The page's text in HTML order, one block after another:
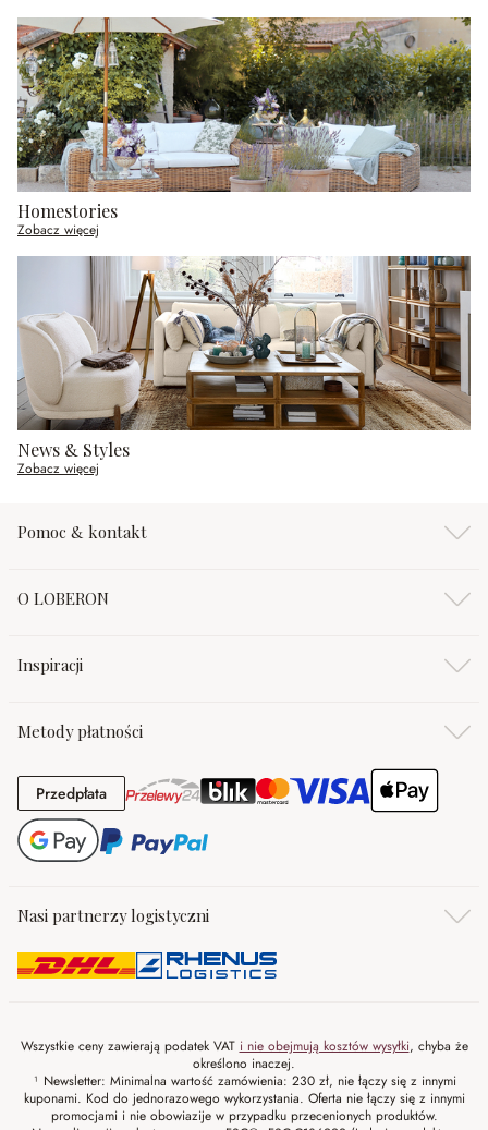
Homestories
Zobacz więcej
News & Styles
Zobacz więcej
Pomoc & kontakt
O LOBERON
Inspiracji
Metody płatności
PrzedpłataPrzedpłata
Nasi partnerzy logistyczni
Wszystkie ceny zawierają podatek VAT i nie obejmują kosztów wysyłki, chyba że
określono inaczej.
¹ Newsletter: Minimalna wartość zamówienia: 230 zł, nie łączy się z innymi
kuponami. Kod do jednorazowego wykorzystania. Oferta nie łączy się z innymi
promocjami i nie obowiazije w przypadku przecenionych produktów.